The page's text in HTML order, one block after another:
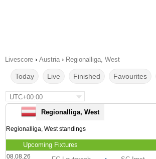
Livescore › Austria › Regionalliga, West
Today Live Finished Favourites
UTC+00:00
Regionalliga, West
Regionalliga, West standings
Upcoming Fixtures
08.08.26